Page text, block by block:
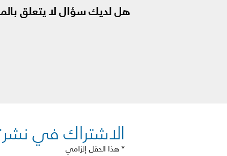
هل لديك سؤال لا يتعلق
الاشتراك في
* هذا الحقل إلزامي